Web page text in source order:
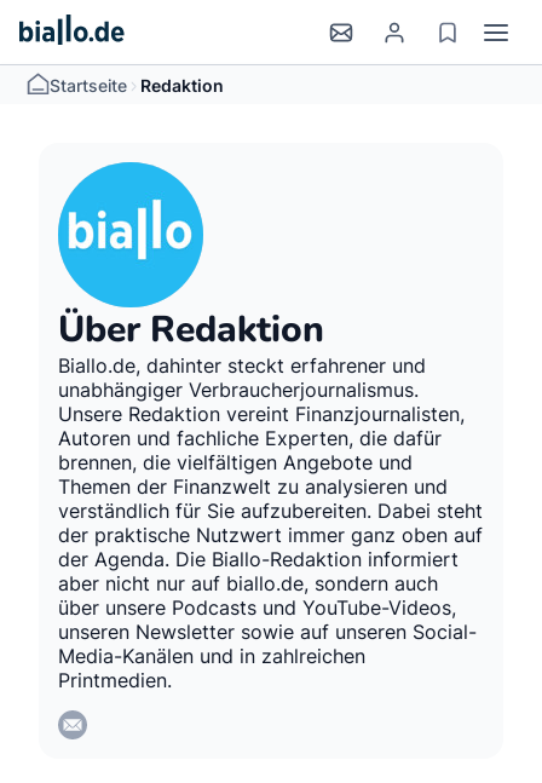
Startseite > Redaktion
Über Redaktion
Biallo.de, dahinter steckt erfahrener und
unabhängiger Verbraucherjournalismus.
Unsere Redaktion vereint Finanzjournalisten,
Autoren und fachliche Experten, die dafür
brennen, die vielfältigen Angebote und
Themen der Finanzwelt zu analysieren und
verständlich für Sie aufzubereiten. Dabei steht
der praktische Nutzwert immer ganz oben auf
der Agenda. Die Biallo-Redaktion informiert
aber nicht nur auf biallo.de, sondern auch
über unsere Podcasts und YouTube-Videos,
unseren Newsletter sowie auf unseren Social-
Media-Kanälen und in zahlreichen
Printmedien.